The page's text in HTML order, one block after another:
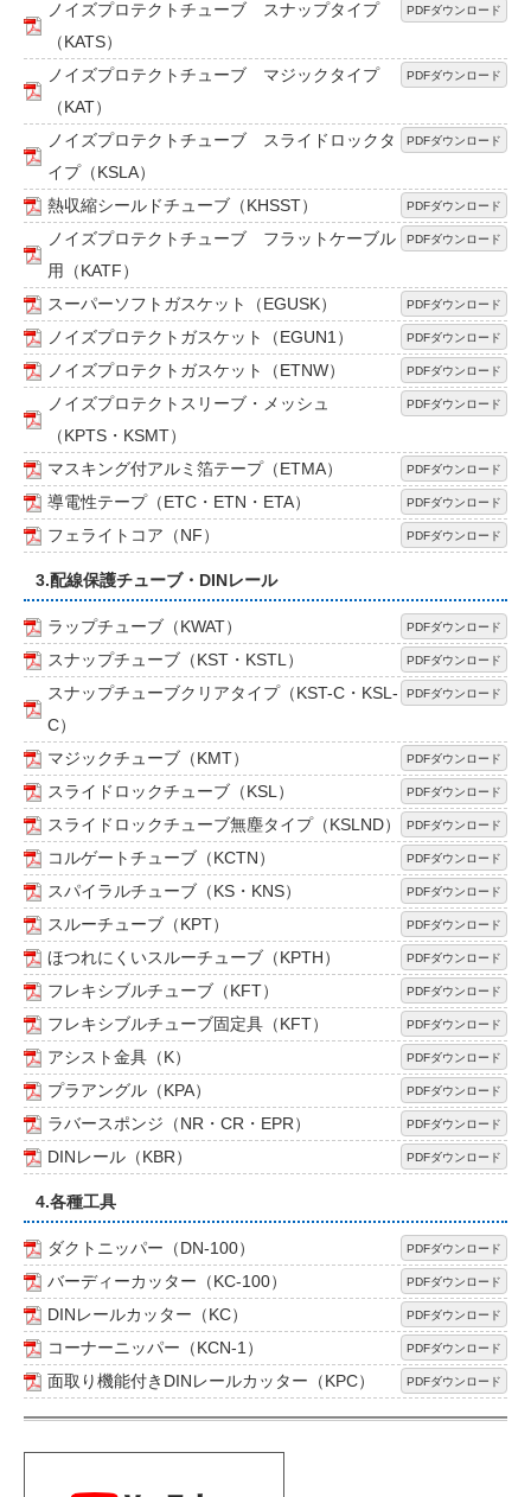
ノイズプロテクトチューブ スナップタイプ
（KATS）
PDFダウンロード
ノイズプロテクトチューブ マジックタイプ
（KAT）
PDFダウンロード
ノイズプロテクトチューブ スライドロックタ
イプ（KSLA）
PDFダウンロード
熱収縮シールドチューブ（KHSST） PDFダウンロード
ノイズプロテクトチューブ フラットケーブル
用（KATF）
PDFダウンロード
スーパーソフトガスケット（EGUSK） PDFダウンロード
ノイズプロテクトガスケット（EGUN1） PDFダウンロード
ノイズプロテクトガスケット（ETNW） PDFダウンロード
ノイズプロテクトスリーブ・メッシュ
（KPTS・KSMT）
PDFダウンロード
マスキング付アルミ箔テープ（ETMA） PDFダウンロード
導電性テープ（ETC・ETN・ETA） PDFダウンロード
フェライトコア（NF） PDFダウンロード
3.配線保護チューブ・DINレール
ラップチューブ（KWAT） PDFダウンロード
スナップチューブ（KST・KSTL） PDFダウンロード
スナップチューブクリアタイプ（KST-C・KSL-
C）
PDFダウンロード
マジックチューブ（KMT） PDFダウンロード
スライドロックチューブ（KSL） PDFダウンロード
スライドロックチューブ無塵タイプ（KSLND） PDFダウンロード
コルゲートチューブ（KCTN） PDFダウンロード
スパイラルチューブ（KS・KNS） PDFダウンロード
スルーチューブ（KPT） PDFダウンロード
ほつれにくいスルーチューブ（KPTH） PDFダウンロード
フレキシブルチューブ（KFT） PDFダウンロード
フレキシブルチューブ固定具（KFT） PDFダウンロード
アシスト金具（K） PDFダウンロード
プラアングル（KPA） PDFダウンロード
ラバースポンジ（NR・CR・EPR） PDFダウンロード
DINレール（KBR） PDFダウンロード
4.各種工具
ダクトニッパー（DN-100） PDFダウンロード
バーディーカッター（KC-100） PDFダウンロード
DINレールカッター（KC） PDFダウンロード
コーナーニッパー（KCN-1） PDFダウンロード
面取り機能付きDINレールカッター（KPC） PDFダウンロード